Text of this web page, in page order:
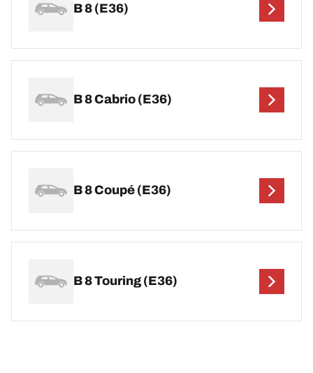
B 8 (E36)
B 8 Cabrio (E36)
B 8 Coupé (E36)
B 8 Touring (E36)